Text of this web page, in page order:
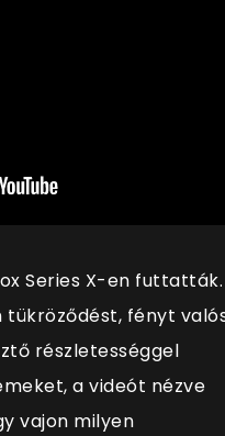
Series X-en futtatták.
fényt
részletességgel
a videót nézve
vajon milyen